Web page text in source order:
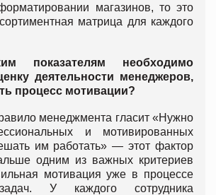
магазинов, то это
матрица для каждого
показателям необходимо
деятельности менеджеров,
процесс мотивации?
менеджмента гласит «Нужно
и мотивированных
им работать» — этот фактор
одним из важных критериев
мотивация уже в процессе
У каждого сотрудника